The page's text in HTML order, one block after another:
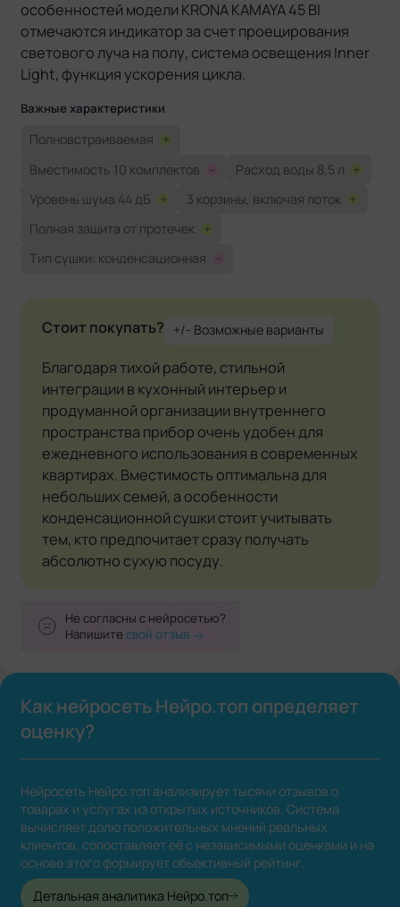
особенностей модели KRONA KAMAYA 45 BI
отмечаются индикатор за счет проецирования
светового луча на полу, система освещения Inner
Light, функция ускорения цикла.
Важные характеристики
Полновстраиваемая +
Вместимость 10 комплектов
- Расход воды 8.5 л +
Уровень шума 44 дБ + 3 корзины, включая лоток +
Полная защита от протечек +
Тип сушки: конденсационная
-
Стоит покупать? +/- Возможные варианты
Благодаря тихой работе, стильной
интеграции в кухонный интерьер и
продуманной организации внутреннего
пространства прибор очень удобен для
ежедневного использования в современных
квартирах. Вместимость оптимальна для
небольших семей, а особенности
конденсационной сушки стоит учитывать
тем, кто предпочитает сразу получать
абсолютно сухую посуду.
Не согласны с нейросетью?
Напишитесвой отзыв
Как нейросеть Нейро.топ определяет
оценку?
Нейросеть Нейро.топ анализирует тысячи отзывов о
товарах и услугах из открытых источников. Система
вычисляет долю положительных мнений реальных
клиентов, сопоставляет её с независимыми оценками и на
основе этого формирует объективный рейтинг.
Детальная аналитика Нейро.топ